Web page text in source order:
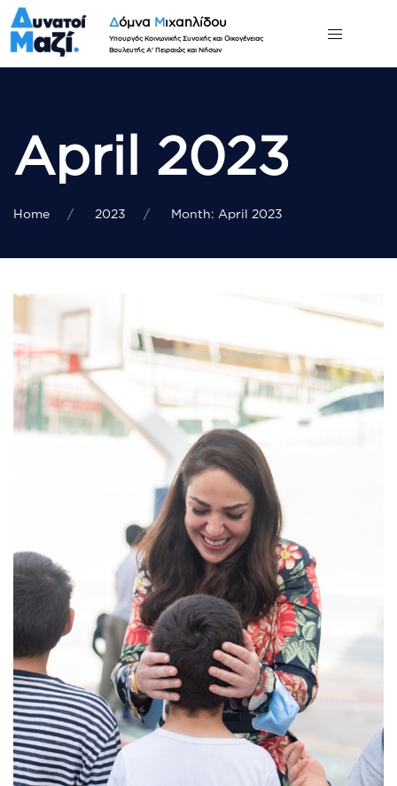
Δόμνα Μιχαηλίδου
Υπουργός Κοινωνικής Συνοχής και Οικογένειας
Βουλευτής Α' Πειραιώς και Νήσων
April 2023
Home 2023 Month: April 2023